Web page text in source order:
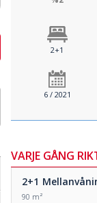
2+1
6 / 2021
VARJE GÅNG
2+1
90 m²